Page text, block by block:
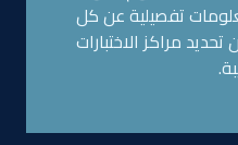
تفصيلية عن كل
مراكز الاختبارات